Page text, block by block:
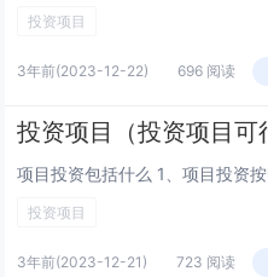
投资项目
3年前(2023-12-22) 696 阅读
投资项目（投资项目可
投资项目
3年前(2023-12-21) 723 阅读